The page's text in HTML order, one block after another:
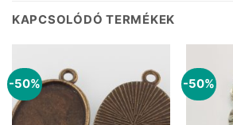
KAPCSOLÓDÓ TERMÉKEK
-50% -50%